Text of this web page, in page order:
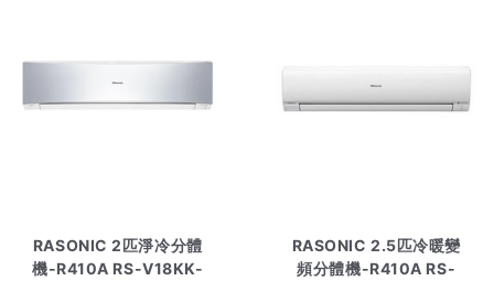
RASONIC 2匹淨冷分體
機-R410A RS-V18KK-
RASONIC 2.5匹冷暖變
頻分體機-R410A RS-